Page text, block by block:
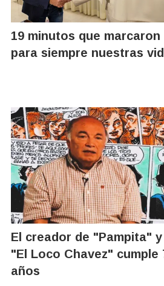
19 minutos que marcaron
para siempre nuestras
El creador de "Pampita" y
"El Loco Chavez" cumple
años